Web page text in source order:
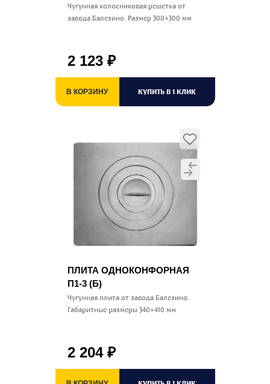
Чугунная колосниковая решетка от
завода Балезино. Размер 300×300 мм
2 123 ₽
В КОРЗИНУ КУПИТЬ В 1 КЛИК
ПЛИТА ОДНОКОНФОРНАЯ
П1-3 (Б)
Чугунная плита от завода Балезино.
Габаритные размеры 340×410 мм
2 204 ₽